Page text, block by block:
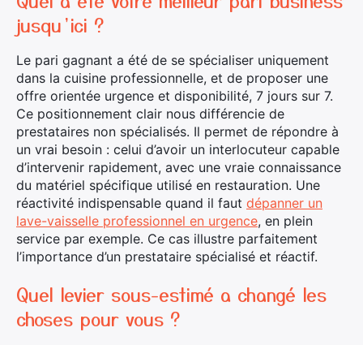
jusqu’ici ?
Le pari gagnant a été de se spécialiser uniquement
dans la cuisine professionnelle, et de proposer une
offre orientée urgence et disponibilité, 7 jours sur 7.
Ce positionnement clair nous différencie de
prestataires non spécialisés. Il permet de répondre à
un vrai besoin : celui d’avoir un interlocuteur capable
d’intervenir rapidement, avec une vraie connaissance
du matériel spécifique utilisé en restauration. Une
réactivité indispensable quand il faut dépanner un
lave-vaisselle professionnel en urgence, en plein
service par exemple. Ce cas illustre parfaitement
l’importance d’un prestataire spécialisé et réactif.
Quel levier sous-estimé a changé les
choses pour vous ?